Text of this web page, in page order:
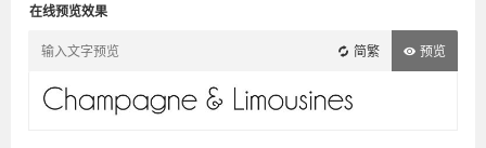
在线预览效果
简繁 预览